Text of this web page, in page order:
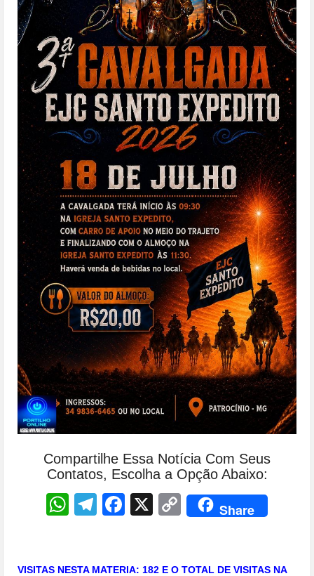
Compartilhe Essa Notícia Com Seus
Contatos, Escolha a Opção Abaixo:
WhatsApp
Telegram
Facebook
X CopyShare
VISITAS NESTA MATERIA: 182 E O TOTAL DE VISITAS NA